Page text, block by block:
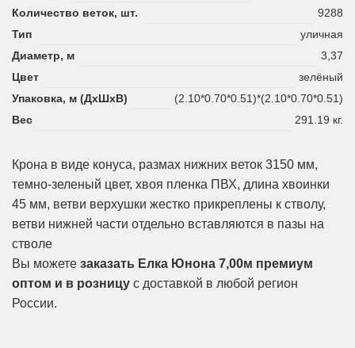
Количество веток, шт.
9288
Тип
уличная
Диаметр, м
3,37
Цвет
зелёный
Упаковка, м (ДхШхВ)
(2.10*0.70*0.51)*(2.10*0.70*0.51)
Вес
291.19 кг.
Крона в виде конуса, размах нижних веток 3150 мм,
темно-зеленый цвет, хвоя пленка ПВХ, длина хвоинки
45 мм, ветви верхушки жестко прикреплены к стволу,
ветви нижней части отдельно вставляются в пазы на
стволе
Вы можете заказать Елка Юнона 7,00м премиум
оптом и в розницу с доставкой в любой регион
России.